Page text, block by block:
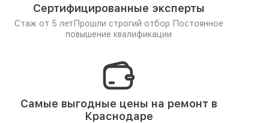
Сертифицированные эксперты
Стаж от 5 лет Прошли строгий отбор Постоянное
повышение квалификации
Самые выгодные цены на ремонт в
Краснодаре